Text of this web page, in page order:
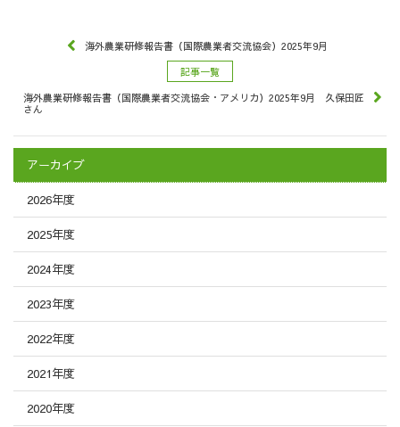
海外農業研修報告書（国際農業者交流協会）2025年9月
記事一覧
海外農業研修報告書（国際農業者交流協会・アメリカ）2025年9月 久保田匠
さん
アーカイブ
2026年度
2025年度
2024年度
2023年度
2022年度
2021年度
2020年度